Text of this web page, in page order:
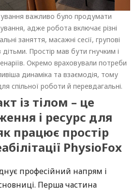
важливо було продумати
адже робота включає різні
заняття, масажні сесії, групові
Простір мав бути гнучким і
Окремо враховували потреби
динаміка та взаємодія, тому
спільної роботи й перевдагальні.
із тілом – це
і ресурс для
працює простір
PhysioFox
професійний напрям і
Перша частина